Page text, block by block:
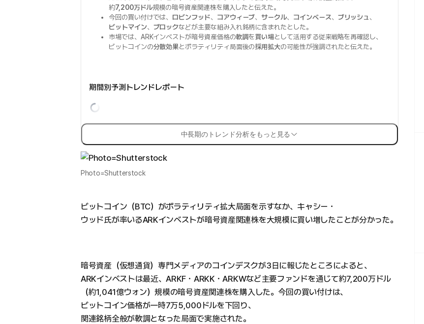
約7,200万ドル規模の暗号資産関連株を購入したと伝えた。
今回の買い付けでは、 ロビンフッド、 コアウィーブ、サークル、 コインベース、 ブリッシュ、
ビットマイン、 ブロックなどが主要な組み入れ銘柄に含まれたとした。
市場では、ARKインベストが暗号資産価格の軟調を買い場として活用する従来戦略を再確認し、
ビットコインの分散効果とボラティリティ局面後の採用拡大の可能性が強調されたと伝えた。
期間別予測トレンドレポート
中長期のトレンド分析をもっと見る
Photo=Shutterstock
ビットコイン（BTC）がボラティリティ拡大局面を示すなか、キャシー・
ウッド氏が率いるARKインベストが暗号資産関連株を大規模に買い増したことが分かった。
暗号資産（仮想通貨）専門メディアのコインデスクが3日に報じたところによると、
ARKインベストは最近、ARKF・ARKK・ARKWなど主要ファンドを通じて約7,200万ドル
（約1,041億ウォン）規模の暗号資産関連株を購入した。今回の買い付けは、
ビットコイン価格が一時7万5,000ドルを下回り、
関連銘柄全般が軟調となった局面で実施された。